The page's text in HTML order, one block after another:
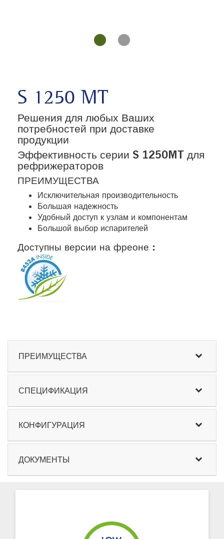
S 1250 MT
Решения для любых Ваших
потребностей при доставке
продукции
Эффективность серии S 1250MT для
рефрижераторов
ПРЕИМУЩЕСТВА
Исключительная производительность
Большая надежность
Удобный доступ к узлам и компонентам
Большой выбор испарителей
Доступны версии на фреоне :
ПРЕИМУЩЕСТВА
СПЕЦИФИКАЦИЯ
КОНФИГУРАЦИЯ
ДОКУМЕНТЫ